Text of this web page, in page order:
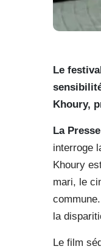
Le
Khoury,
La
interroge
Khoury
mari, le
la
Le film